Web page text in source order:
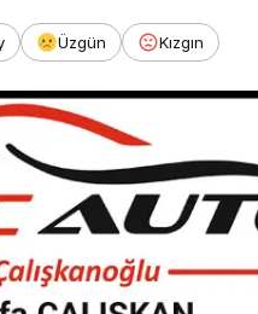
Üzgün Kızgın